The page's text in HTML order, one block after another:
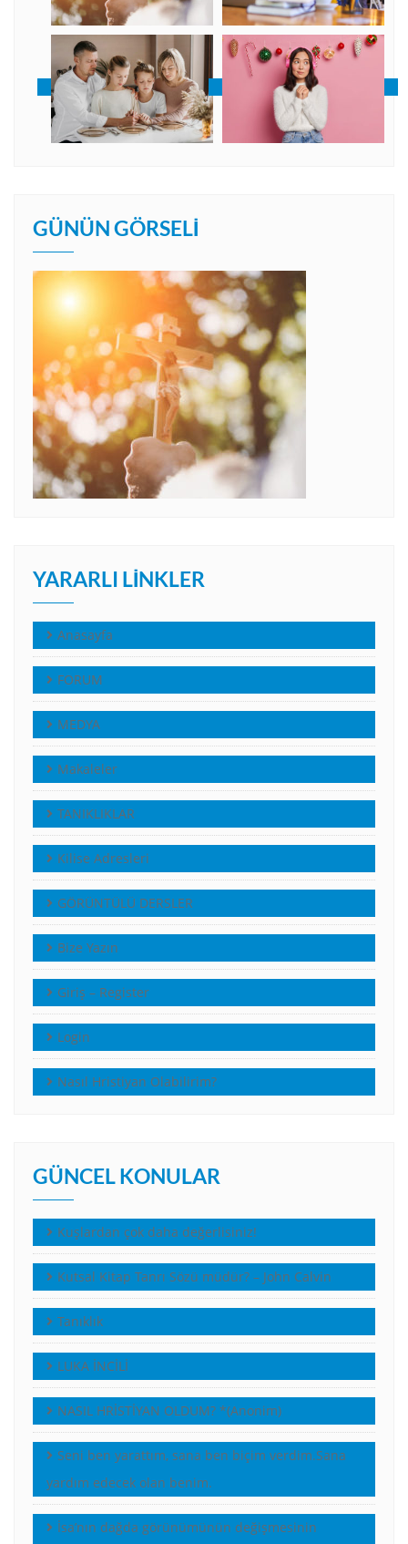
GÜNÜN GÖRSELI
YARARLI LINKLER
Anasayfa
FORUM
MEDYA
Makaleler
TANIKLIKLAR
Kilise Adresleri
GÖRÜNTÜLÜ DERSLER
Bize Yazın
Giriş – Register
Login
Nasıl Hristiyan Olabilirim?
GÜNCEL KONULAR
Kuşlardan çok daha değerlisiniz!
Kutsal Kitap Tanrı Sözü müdür? – John Calvin
Tanıklık
LUKA İNCİLİ
NASIL HRİSTİYAN OLDUM? *(Anonim)
Seni ben yarattım, sana ben biçim verdim.Sana
yardım edecek olan benim.
İsa’nın dağda görünümünün değişmesinin